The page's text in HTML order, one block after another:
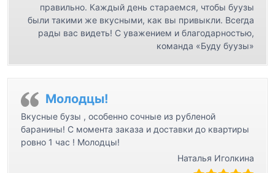
правильно. Каждый день стараемся, чтобы буузы
были такими же вкусными, как вы привыкли. Всегда
рады вас видеть! С уважением и благодарностью,
команда «Буду буузы»
Молодцы!
Вкусные бузы , особенно сочные из рубленой
баранины! С момента заказа и доставки до квартиры
ровно 1 час ! Молодцы!
Наталья Иголкина